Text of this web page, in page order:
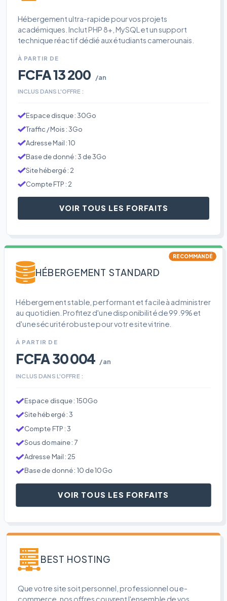
Hébergement ultra-rapide pour vos projets
académiques. Inclut PHP 8+, MySQL et un support
technique réactif dédié aux étudiants camerounais.
À PARTIR DE
FCFA 13 200 /an
INCLUS DANS L'OFFRE :
Espace disque : 30Go
Traffic / Mois : 3Go
Adresse Mail : 10
Base de donné : 3 de 3Go
Site hébergé : 2
Compte FTP : 2
VOIR TOUS LES FORFAITS
RECOMMANDÉ
HÉBERGEMENT STANDARD
Hébergement stable, performant et facile à administrer
au quotidien. Profitez d'une disponibilité de 99.9% et
d'une sécurité robuste pour votre site vitrine.
À PARTIR DE
FCFA 30 004 /an
INCLUS DANS L'OFFRE :
Espace disque : 150Go
Site hébergé : 3
Compte FTP : 3
Sous domaine : 7
Adresse Mail : 25
Base de donné : 10 de 10Go
VOIR TOUS LES FORFAITS
BEST HOSTING
Que votre site soit personnel, professionnel ou e-
commerce, nos offres couvrent l'ensemble de vos